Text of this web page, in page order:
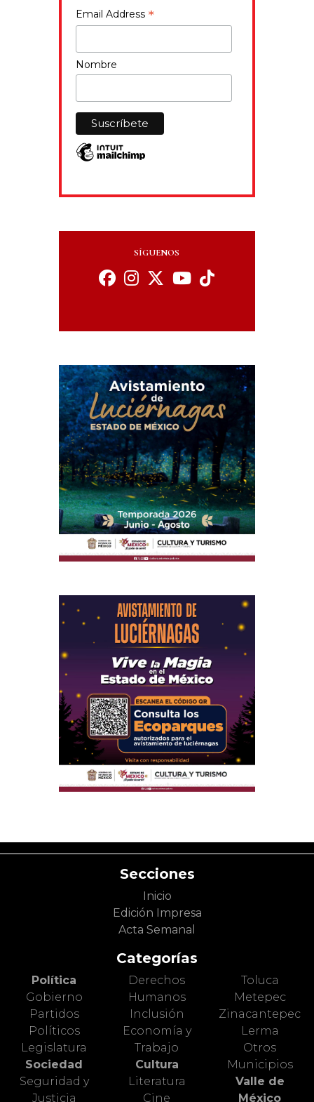
Email Address *
Nombre
SÍGUENOS
Secciones
Inicio
Edición Impresa
Acta Semanal
Categorías
Política
Gobierno
Partidos
Políticos
Legislatura
Sociedad
Seguridad y
Justicia
Derechos
Humanos
Inclusión
Economía y
Trabajo
Cultura
Literatura
Cine
Toluca
Metepec
Zinacantepec
Lerma
Otros
Municipios
Valle de
México